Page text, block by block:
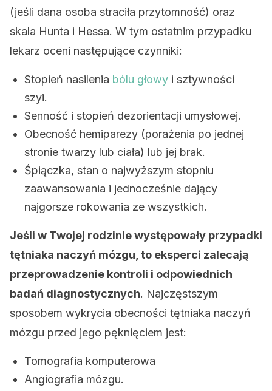
(jeśli dana osoba straciła przytomność) oraz
skala Hunta i Hessa. W tym ostatnim przypadku
lekarz oceni następujące czynniki:
Stopień nasilenia bólu głowy i sztywności
szyi.
Senność i stopień dezorientacji umysłowej.
Obecność hemiparezy (porażenia po jednej
stronie twarzy lub ciała) lub jej brak.
Śpiączka, stan o najwyższym stopniu
zaawansowania i jednocześnie dający
najgorsze rokowania ze wszystkich.
Jeśli w Twojej rodzinie występowały przypadki
tętniaka naczyń mózgu, to eksperci zalecają
przeprowadzenie kontroli i odpowiednich
badań diagnostycznych. Najczęstszym
sposobem wykrycia obecności tętniaka naczyń
mózgu przed jego pęknięciem jest:
Tomografia komputerowa
Angiografia mózgu.